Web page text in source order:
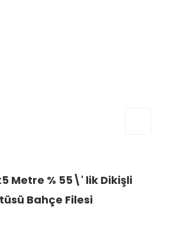
Metre % 55\' lik Dikişli
Bahçe Filesi